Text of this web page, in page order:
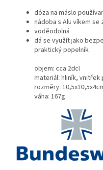
dóza na máslo
nádoba s Alu víkem se
voděodolná
dá se využít jako
praktický popelník
objem: cca 2dcl
materiál: hliník, vnitřek
rozměry:
váha: 167g